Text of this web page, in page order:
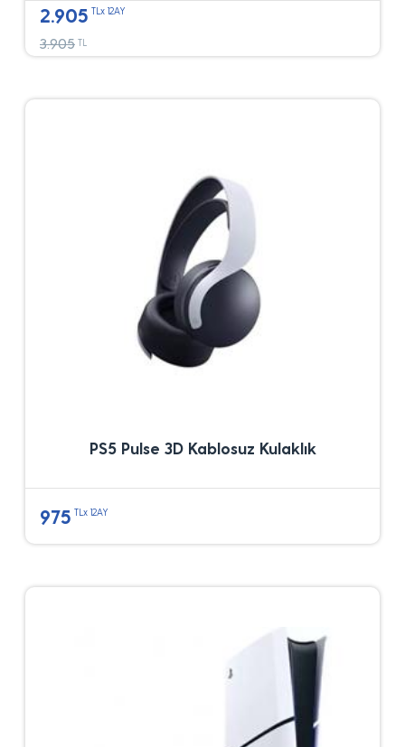
2.905 TLx 12AY
3.905 TL
PS5 Pulse 3D Kablosuz Kulaklık
975 TLx 12AY